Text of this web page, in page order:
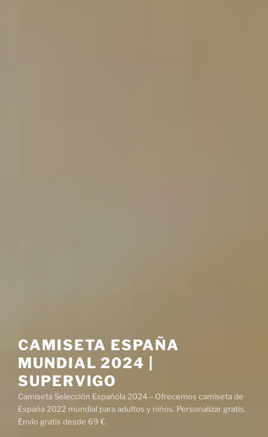
CAMISETA ESPAÑA
MUNDIAL 2024 |
SUPERVIGO
Camiseta Selección Española 2024 – Ofrecemos camiseta de
España 2022 mundial para adultos y niños. Personalizar gratis.
Envío gratis desde 69 €.